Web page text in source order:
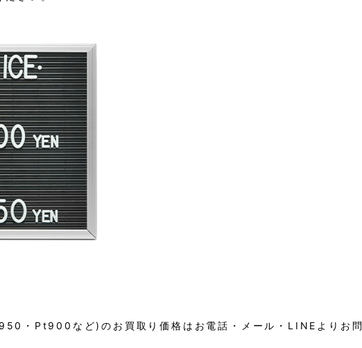
・Pt900など)のお買取り価格はお電話・メール・LINEよりお問